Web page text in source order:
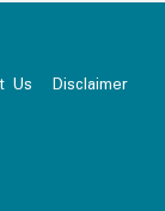
Us
Disclaimer